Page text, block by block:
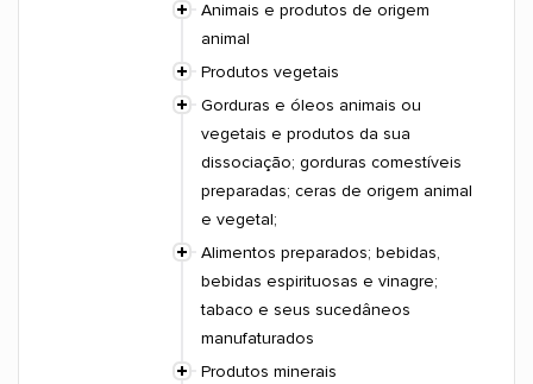
Animais e produtos de origem
animal
Produtos vegetais
Gorduras e óleos animais ou
vegetais e produtos da sua
dissociação; gorduras comestíveis
preparadas; ceras de origem animal
e vegetal;
Alimentos preparados; bebidas,
bebidas espirituosas e vinagre;
tabaco e seus sucedâneos
manufaturados
Produtos minerais